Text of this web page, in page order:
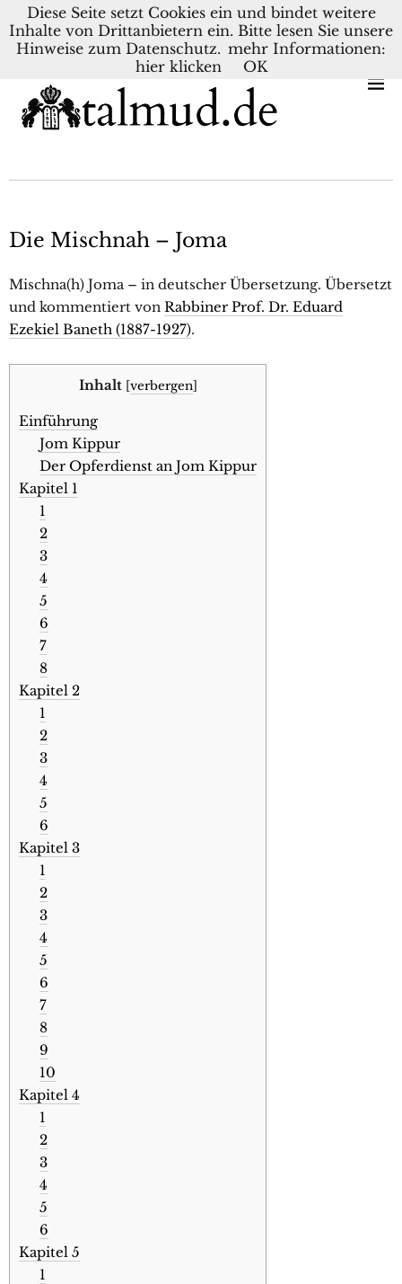
KONTAKT BLOG DEUTSCH NEDERLANDS
Die Mischnah – Joma
Mischna(h) Joma – in deutscher Übersetzung. Übersetzt
und kommentiert von Rabbiner Prof. Dr. Eduard
Ezekiel Baneth (1887-1927).
Inhalt [verbergen]
Einführung
Jom Kippur
Der Opferdienst an Jom Kippur
Kapitel 1
1
2
3
4
5
6
7
8
Kapitel 2
1
2
3
4
5
6
Kapitel 3
1
2
3
4
5
6
7
8
9
10
Kapitel 4
1
2
3
4
5
6
Kapitel 5
1
Diese Seite setzt Cookies ein und bindet weitere
Inhalte von Drittanbietern ein. Bitte lesen Sie unsere
Hinweise zum Datenschutz. mehr Informationen:
hier klicken
OK